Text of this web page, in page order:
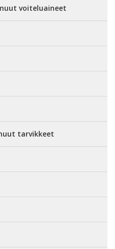
voiteluaineet
tarvikkeet